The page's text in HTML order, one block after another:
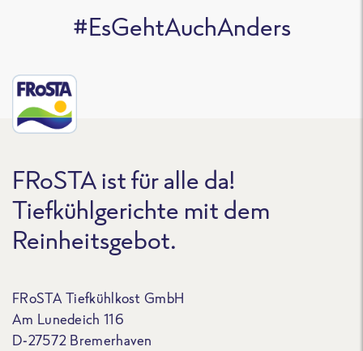
#EsGehtAuchAnders
FRoSTA ist für alle da!
Tiefkühlgerichte mit dem
Reinheitsgebot.
FRoSTA Tiefkühlkost GmbH
Am Lunedeich 116
D-27572 Bremerhaven